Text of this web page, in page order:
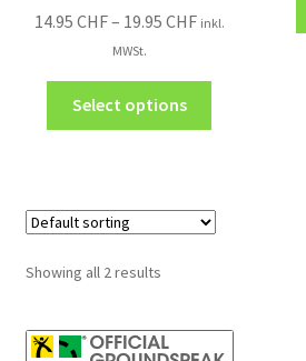
14.95 CHF– 19.95 CHF inkl.
MWSt.
Select options
Showing all 2 results